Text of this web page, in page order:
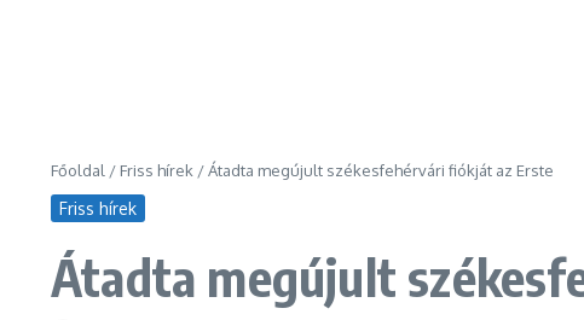
Főoldal / Friss hírek /Átadta megújult székesfehérvári fiókját az Erste
Friss hírek
Átadta megújult